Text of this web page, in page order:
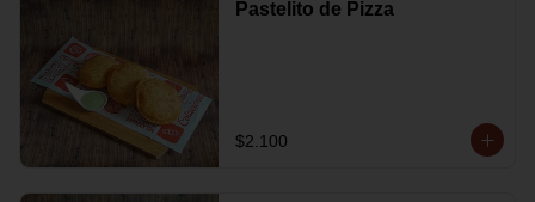
Pastelito de Pizza
$2.100